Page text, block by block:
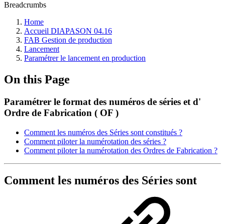
Breadcrumbs
Home
Accueil DIAPASON 04.16
FAB Gestion de production
Lancement
Paramétrer le lancement en production
On this Page
Paramétrer le format des numéros de séries et d'
Ordre de Fabrication ( OF )
Comment les numéros des Séries sont constitués ?
Comment piloter la numérotation des séries ?
Comment piloter la numérotation des Ordres de Fabrication ?
Comment les numéros des Séries sont